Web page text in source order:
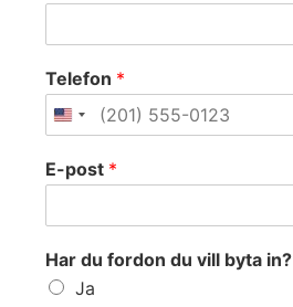
Telefon *
*
*
e
k
r
E-post *
Har du fordon du vill byta in?
Ja